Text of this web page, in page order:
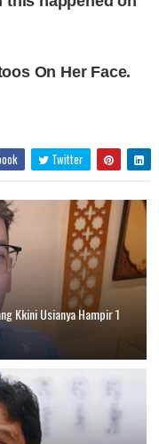
Twitter
Kkini Usianya Hampir 1